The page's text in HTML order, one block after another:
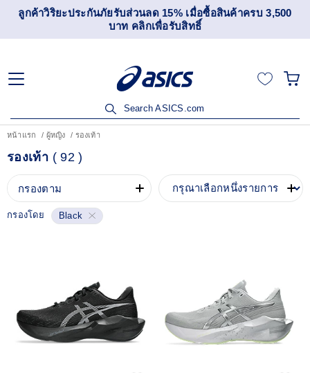
ลูกค้าวิริยะประกันภัยรับส่วนลด 15% เมื่อซื้อสินค้าครบ 3,500
บาท คลิกเพื่อรับสิทธิ์
Search ASICS.com
หน้าแรก ผู้หญิง รองเท้า
รองเท้า (92)
กรองตาม
กรองโดย Black